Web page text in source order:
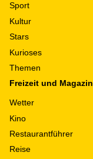
Sport
Kultur
Stars
Kurioses
Themen
Freizeit und Magazin
Wetter
Kino
Restaurantführer
Reise